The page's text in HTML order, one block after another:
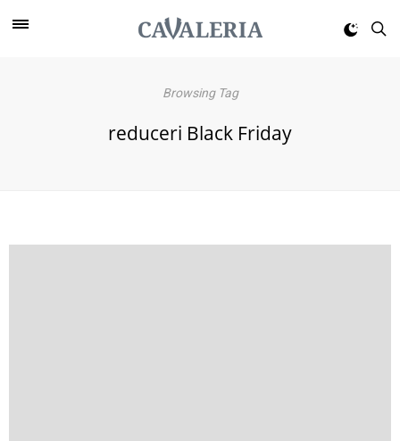
Browsing Tag
reduceri Black Friday